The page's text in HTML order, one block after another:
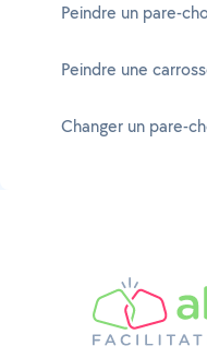
Peindre un pare-
Peindre une
Changer un pare-